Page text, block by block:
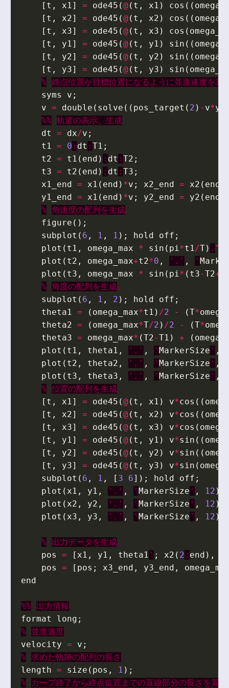
[ t , x1] = ode45 (@( t , x1 ) cos ((
[ t , x2] = ode45 (@( t , x2 ) cos ((
[ t , x3] = ode45 (@( t , x3 ) cos (
[ t , y1] = ode45 (@( t , y1 ) sin ((
[ t , y2] = ode45 (@( t , y2 ) sin ((
[ t , y3] = ode45 (@( t , y3 ) sin (
% 終点位置が目標位置になるように並進速度を算
syms
v ;
v = double ( solve (( pos_target ( 2 ) - v*y3
%% 軌道の表示、生成
dt
= dx/v ;
t1 = 0 : dt : T1 ;
t2 = t1 ( end ) : dt : T2 ;
t3 = t2 ( end ) : dt : T3 ;
x1_end = x1 ( end ) *v ; x2_end = x2 ( end
y1_end = x1 ( end ) *v ; y2_end = y2 ( end
% 角速度の配列を生成
figure ();
subplot ( 6 , 1 , 1 ); hold off ;
plot ( t1 , omega_max * sin ( pi*t1/T) . ^
plot ( t2 , omega_max+t2*0 , '.' , '
plot ( t3 , omega_max * sin ( pi* ( t3-T2+
% 角度の配列を生成
subplot ( 6 , 1 , 2 ); hold off ;
theta1 = ( omega_max*t1 ) /2 - (T*
theta2 = ( omega_max*T/2 ) /2 - (T*
theta3 = omega_max* (T2-T1 ) + (
plot ( t1 , theta1 , '.' , ' MarkerSize ' ,
plot ( t2 , theta2 , '.' , ' MarkerSize ' ,
plot ( t3 , theta3 , '.' , ' MarkerSize ' ,
% 位置の配列を生成
[ t , x1] = ode45 (@( t , x1 ) v*cos ((
[ t , x2] = ode45 (@( t , x2 ) v*cos ((
[ t , x3] = ode45 (@( t , x3 ) v*cos (
[ t , y1] = ode45 (@( t , y1 ) v*sin ((
[ t , y2] = ode45 (@( t , y2 ) v*sin ((
[ t , y3] = ode45 (@( t , y3 ) v*sin (
subplot ( 6 , 1 , [ 3 6]); hold off ;
plot ( x1 , y1 , '.' , ' MarkerSize ' , 12 );
plot ( x2 , y2 , '.' , ' MarkerSize ' , 12 );
plot ( x3 , y3 , '.' , ' MarkerSize ' , 12 );
% 出力データを生成
pos
= [ x1 , y1 , theta1 ' ; x2 ( 2 : end ),
pos
= [ pos ; x3_end , y3_end ,
end
%% 出力情報
format
long ;
% 並進速度
velocity = v ;
% 求めた軌跡の配列の長さ
length = size ( pos , 1 );
%
カーブ終了から終点位置までの直線部分の長さを算出